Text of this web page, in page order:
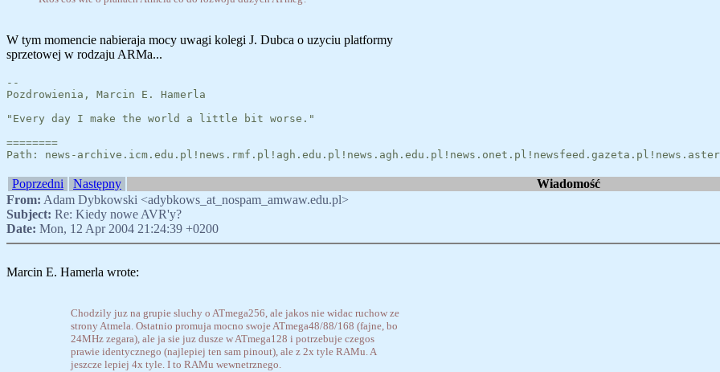
W tym momencie nabieraja mocy uwagi kolegi J. Dubca o uzyciu platformy
sprzetowej w rodzaju ARMa...
--
Pozdrowienia, Marcin E. Hamerla
"Every day I make the world a little bit worse."
========
Path: news-
Poprzedni Następny Wiadomość
From: Adam Dybkowski <adybkows_at_nospam_amwaw.edu.pl>
Subject: Re: Kiedy nowe AVR'y?
Date: Mon, 12 Apr 2004 21:24:39 +0200
Marcin E. Hamerla wrote:
Chodzily juz na grupie sluchy o ATmega256, ale jakos nie widac ruchow ze
strony Atmela. Ostatnio promuja mocno swoje ATmega48/88/168 (fajne, bo
24MHz zegara), ale ja sie juz dusze w ATmega128 i potrzebuje czegos
prawie identycznego (najlepiej ten sam pinout), ale z 2x tyle RAMu. A
jeszcze lepiej 4x tyle. I to RAMu wewnetrznego.